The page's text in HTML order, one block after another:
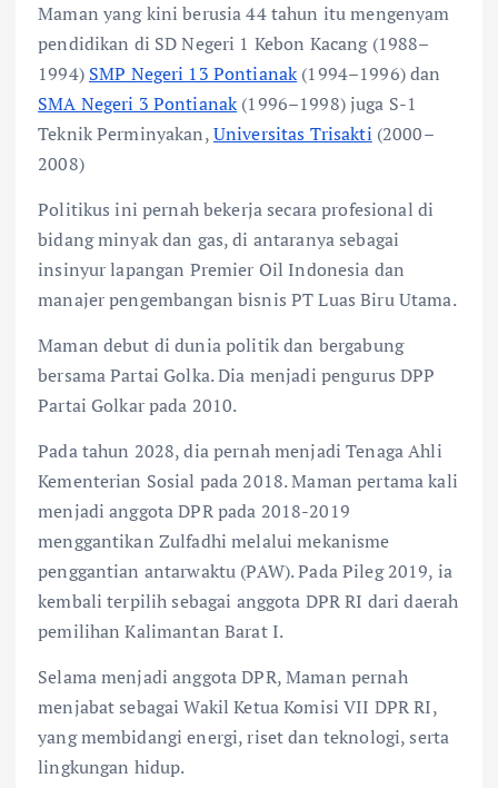
Maman yang kini berusia 44 tahun itu mengenyam
pendidikan di SD Negeri 1 Kebon Kacang (1988–
1994) SMP Negeri 13 Pontianak(1994–1996) dan
SMA Negeri 3 Pontianak(1996–1998) juga S-1
Teknik Perminyakan,Universitas Trisakti (2000–
2008)
Politikus ini pernah bekerja secara profesional di
bidang minyak dan gas, di antaranya sebagai
insinyur lapangan Premier Oil Indonesia dan
manajer pengembangan bisnis PT Luas Biru Utama.
Maman debut di dunia politik dan bergabung
bersama Partai Golka. Dia menjadi pengurus DPP
Partai Golkar pada 2010.
Pada tahun 2028, dia pernah menjadi Tenaga Ahli
Kementerian Sosial pada 2018. Maman pertama kali
menjadi anggota DPR pada 2018-2019
menggantikan Zulfadhi melalui mekanisme
penggantian antarwaktu (PAW). Pada Pileg 2019, ia
kembali terpilih sebagai anggota DPR RI dari daerah
pemilihan Kalimantan Barat I.
Selama menjadi anggota DPR, Maman pernah
menjabat sebagai Wakil Ketua Komisi VII DPR RI,
yang membidangi energi, riset dan teknologi, serta
lingkungan hidup.